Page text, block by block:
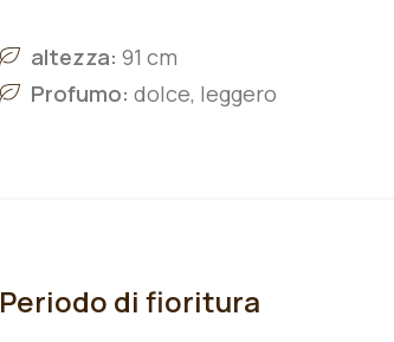
altezza: 91 cm
Profumo: dolce, leggero
Periodo di fioritura